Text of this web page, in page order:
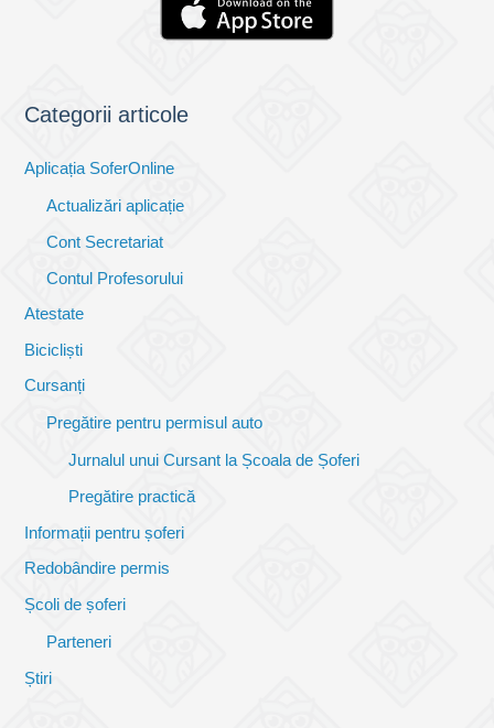
Categorii articole
Aplicația SoferOnline
Actualizări aplicație
Cont Secretariat
Contul Profesorului
Atestate
Bicicliști
Cursanți
Pregătire pentru permisul auto
Jurnalul unui Cursant la Școala de Șoferi
Pregătire practică
Informații pentru șoferi
Redobândire permis
Școli de șoferi
Parteneri
Știri